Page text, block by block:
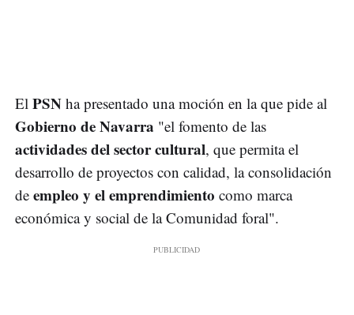
El PSN ha presentado una moción en la que pide al
Gobierno de Navarra "el fomento de las
actividades del sector cultural, que permita el
desarrollo de proyectos con calidad, la consolidación
de empleo y el emprendimiento como marca
económica y social de la Comunidad foral".